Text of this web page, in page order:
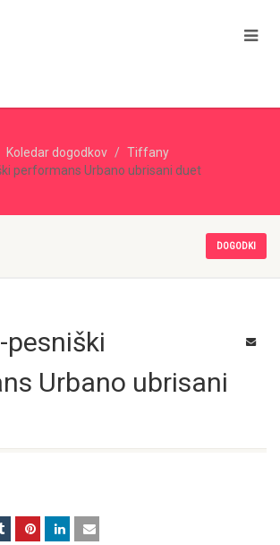
Koledar dogodkov
Tiffany
performans Urbano ubrisani duet
DOGODKI
pesniški
Urbano ubrisani